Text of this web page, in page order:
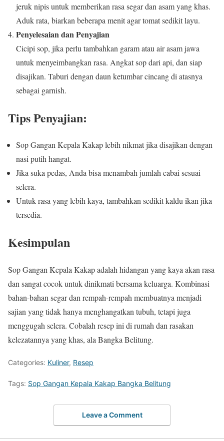
jeruk nipis untuk memberikan rasa segar dan asam yang khas.
Aduk rata, biarkan beberapa menit agar tomat sedikit layu.
Penyelesaian dan Penyajian
Cicipi sop, jika perlu tambahkan garam atau air asam jawa
untuk menyeimbangkan rasa. Angkat sop dari api, dan siap
disajikan. Taburi dengan daun ketumbar cincang di atasnya
sebagai garnish.
Tips Penyajian:
Sop Gangan Kepala Kakap lebih nikmat jika disajikan dengan
nasi putih hangat.
Jika suka pedas, Anda bisa menambah jumlah cabai sesuai
selera.
Untuk rasa yang lebih kaya, tambahkan sedikit kaldu ikan jika
tersedia.
Kesimpulan
Sop Gangan Kepala Kakap adalah hidangan yang kaya akan rasa
dan sangat cocok untuk dinikmati bersama keluarga. Kombinasi
bahan-bahan segar dan rempah-rempah membuatnya menjadi
sajian yang tidak hanya menghangatkan tubuh, tetapi juga
menggugah selera. Cobalah resep ini di rumah dan rasakan
kelezatannya yang khas, ala Bangka Belitung.
Categories: Kuliner, Resep
Tags: Sop Gangan Kepala Kakap Bangka Belitung
Leave a Comment